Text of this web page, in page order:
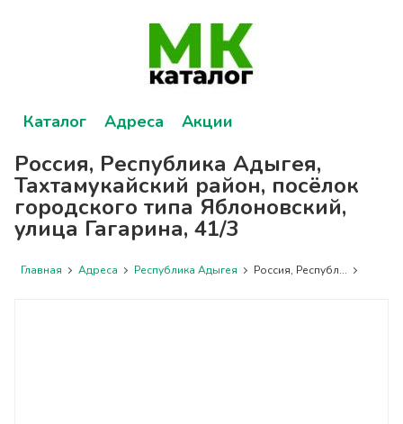
Каталог Адреса Акции
Россия, Республика Адыгея,
Тахтамукайский район, посёлок
городского типа Яблоновский,
улица Гагарина, 41/3
Главная Адреса Республика Адыгея Россия, Республ...